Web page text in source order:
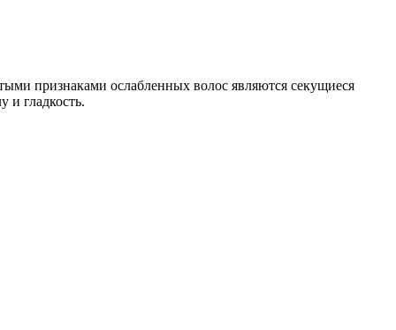
признаками ослабленных волос являются секущиеся
и гладкость.